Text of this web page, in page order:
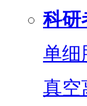
科研
单细
真空